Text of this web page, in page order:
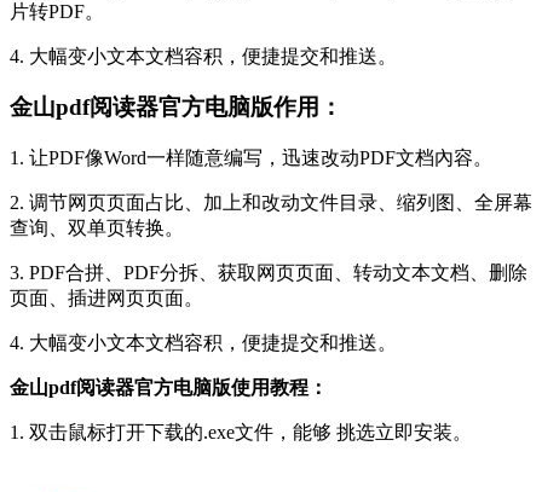
片转PDF。
4. 大幅变小文本文档容积，便捷提交和推送。
金山pdf阅读器官方电脑版作用：
1. 让PDF像Word一样随意编写，迅速改动PDF文档內容。
2. 调节网页页面占比、加上和改动文件目录、缩列图、全屏幕
查询、双单页转换。
3. PDF合拼、PDF分拆、获取网页页面、转动文本文档、删除
页面、插进网页页面。
4. 大幅变小文本文档容积，便捷提交和推送。
金山pdf阅读器官方电脑版使用教程：
1. 双击鼠标打开下载的.exe文件，能够 挑选立即安装。